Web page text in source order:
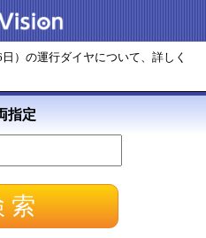
）の運行ダイヤについて、詳しく
指定